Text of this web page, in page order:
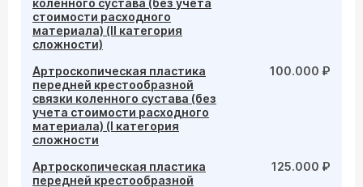
коленного сустава (без учета
стоимости расходного
материала) (II категория
сложности)
Артроскопическая пластика
передней крестообразной
связки коленного сустава (без
учета стоимости расходного
материала) (I категория
сложности
100.000 ₽
Артроскопическая пластика
передней крестообразной
125.000 ₽